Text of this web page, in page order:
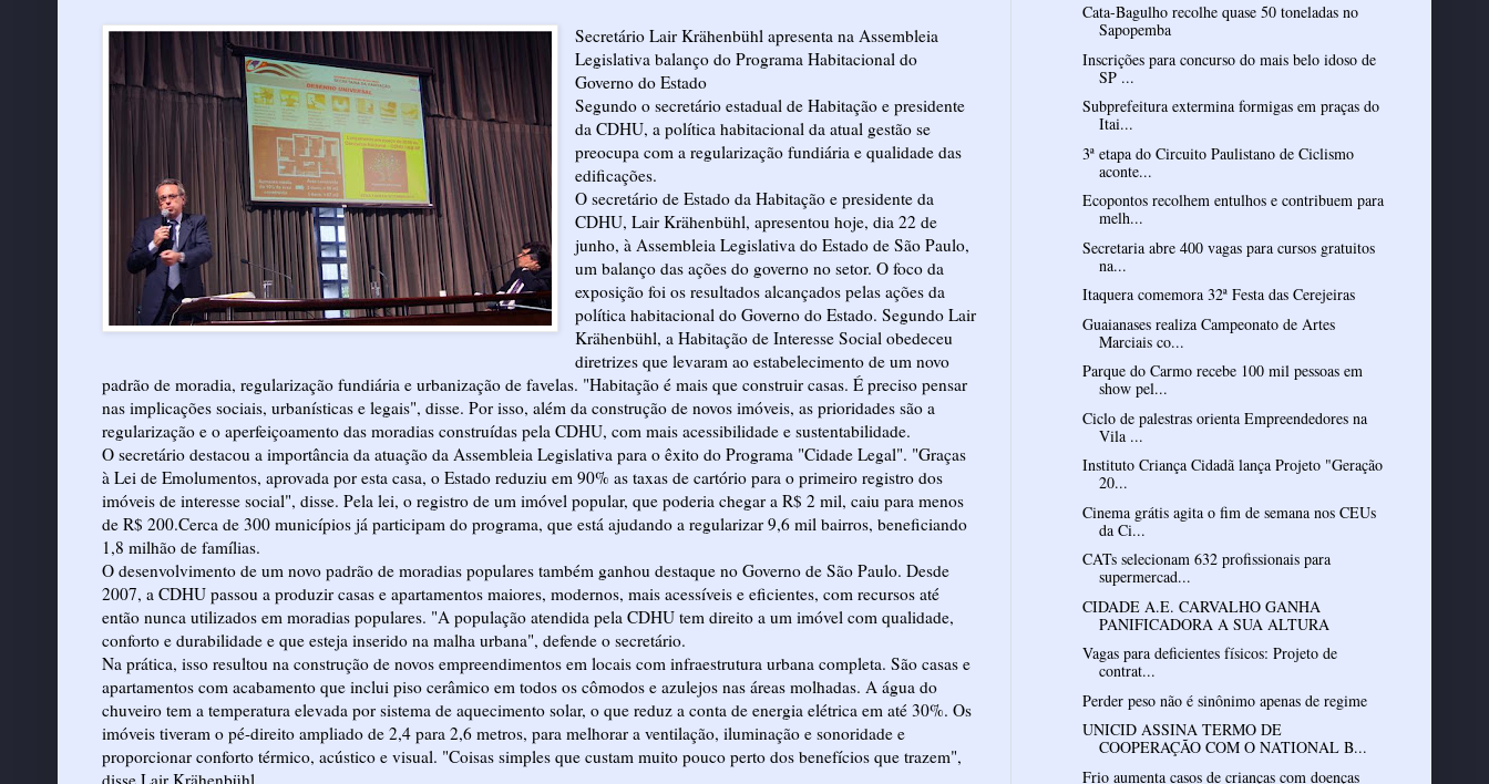
Secretário Lair Krähenbühl apresenta na Assembleia
Legislativa balanço do Programa Habitacional do
Governo do Estado
Segundo o secretário estadual de Habitação e presidente
da CDHU, a política habitacional da atual gestão se
preocupa com a regularização fundiária e qualidade das
edificações.
O secretário de Estado da Habitação e presidente da
CDHU, Lair Krähenbühl, apresentou hoje, dia 22 de
junho, à Assembleia Legislativa do Estado de São Paulo,
um balanço das ações do governo no setor. O foco da
exposição foi os resultados alcançados pelas ações da
política habitacional do Governo do Estado. Segundo Lair
Krähenbühl, a Habitação de Interesse Social obedeceu
diretrizes que levaram ao estabelecimento de um novo
padrão de moradia, regularização fundiária e urbanização de favelas. "Habitação é mais que construir casas. É preciso pensar
nas implicações sociais, urbanísticas e legais", disse. Por isso, além da construção de novos imóveis, as prioridades são a
regularização e o aperfeiçoamento das moradias construídas pela CDHU, com mais acessibilidade e sustentabilidade.
O secretário destacou a importância da atuação da Assembleia Legislativa para o êxito do Programa "Cidade Legal". "Graças
à Lei de Emolumentos, aprovada por esta casa, o Estado reduziu em 90% as taxas de cartório para o primeiro registro dos
imóveis de interesse social", disse. Pela lei, o registro de um imóvel popular, que poderia chegar a R$ 2 mil, caiu para menos
de R$ 200.Cerca de 300 municípios já participam do programa, que está ajudando a regularizar 9,6 mil bairros, beneficiando
1,8 milhão de famílias.
O desenvolvimento de um novo padrão de moradias populares também ganhou destaque no Governo de São Paulo. Desde
2007, a CDHU passou a produzir casas e apartamentos maiores, modernos, mais acessíveis e eficientes, com recursos até
então nunca utilizados em moradias populares. "A população atendida pela CDHU tem direito a um imóvel com qualidade,
conforto e durabilidade e que esteja inserido na malha urbana", defende o secretário.
Na prática, isso resultou na construção de novos empreendimentos em locais com infraestrutura urbana completa. São casas e
apartamentos com acabamento que inclui piso cerâmico em todos os cômodos e azulejos nas áreas molhadas. A água do
chuveiro tem a temperatura elevada por sistema de aquecimento solar, o que reduz a conta de energia elétrica em até 30%. Os
imóveis tiveram o pé-direito ampliado de 2,4 para 2,6 metros, para melhorar a ventilação, iluminação e sonoridade e
proporcionar conforto térmico, acústico e visual. "Coisas simples que custam muito pouco perto dos benefícios que trazem",
disse Lair Krähenbühl.
Cata-Bagulho recolhe quase 50 toneladas no
Sapopemba
Inscrições para concurso do mais belo idoso de
SP ...
Subprefeitura extermina formigas em praças do
Itai...
3ª etapa do Circuito Paulistano de Ciclismo
aconte...
Ecopontos recolhem entulhos e contribuem para
melh...
Secretaria abre 400 vagas para cursos gratuitos
na...
Itaquera comemora 32ª Festa das Cerejeiras
Guaianases realiza Campeonato de Artes
Marciais co...
Parque do Carmo recebe 100 mil pessoas em
show pel...
Ciclo de palestras orienta Empreendedores na
Vila ...
Instituto Criança Cidadã lança Projeto "Geração
20...
Cinema grátis agita o fim de semana nos CEUs
da Ci...
CATs selecionam 632 profissionais para
supermercad...
CIDADE A.E. CARVALHO GANHA
PANIFICADORA A SUA ALTURA
Vagas para deficientes físicos: Projeto de
contrat...
Perder peso não é sinônimo apenas de regime
UNICID ASSINA TERMO DE
COOPERAÇÃO COM O NATIONAL B...
Frio aumenta casos de crianças com doenças